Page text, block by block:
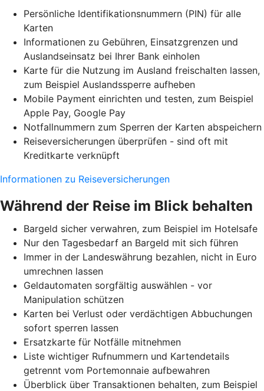
Persönliche Identifikationsnummern (PIN) für alle
Karten
Informationen zu Gebühren, Einsatzgrenzen und
Auslandseinsatz bei Ihrer Bank einholen
Karte für die Nutzung im Ausland freischalten lassen,
zum Beispiel Auslandssperre aufheben
Mobile Payment einrichten und testen, zum Beispiel
Apple Pay, Google Pay
Notfallnummern zum Sperren der Karten abspeichern
Reiseversicherungen überprüfen - sind oft mit
Kreditkarte verknüpft
Informationen zu Reiseversicherungen
Während der Reise im Blick behalten
Bargeld sicher verwahren, zum Beispiel im Hotelsafe
Nur den Tagesbedarf an Bargeld mit sich führen
Immer in der Landeswährung bezahlen, nicht in Euro
umrechnen lassen
Geldautomaten sorgfältig auswählen - vor
Manipulation schützen
Karten bei Verlust oder verdächtigen Abbuchungen
sofort sperren lassen
Ersatzkarte für Notfälle mitnehmen
Liste wichtiger Rufnummern und Kartendetails
getrennt vom Portemonnaie aufbewahren
Überblick über Transaktionen behalten, zum Beispiel